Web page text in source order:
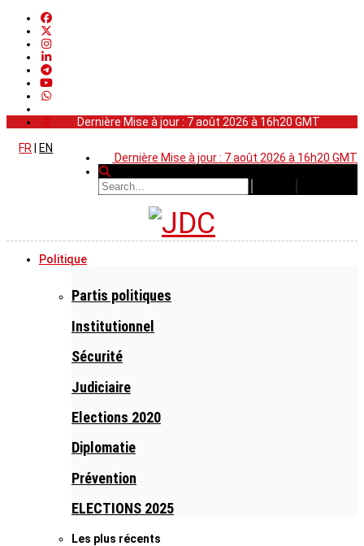
Dernière Mise à jour : 7 août 2026 à 16h20 GMT
Dernière Mise à jour : 7 août 2026 à 16h20 GMT
FR
EN
Politique
Partis politiques
Institutionnel
Sécurité
Judiciaire
Elections 2020
Diplomatie
Prévention
ELECTIONS 2025
Les plus récents